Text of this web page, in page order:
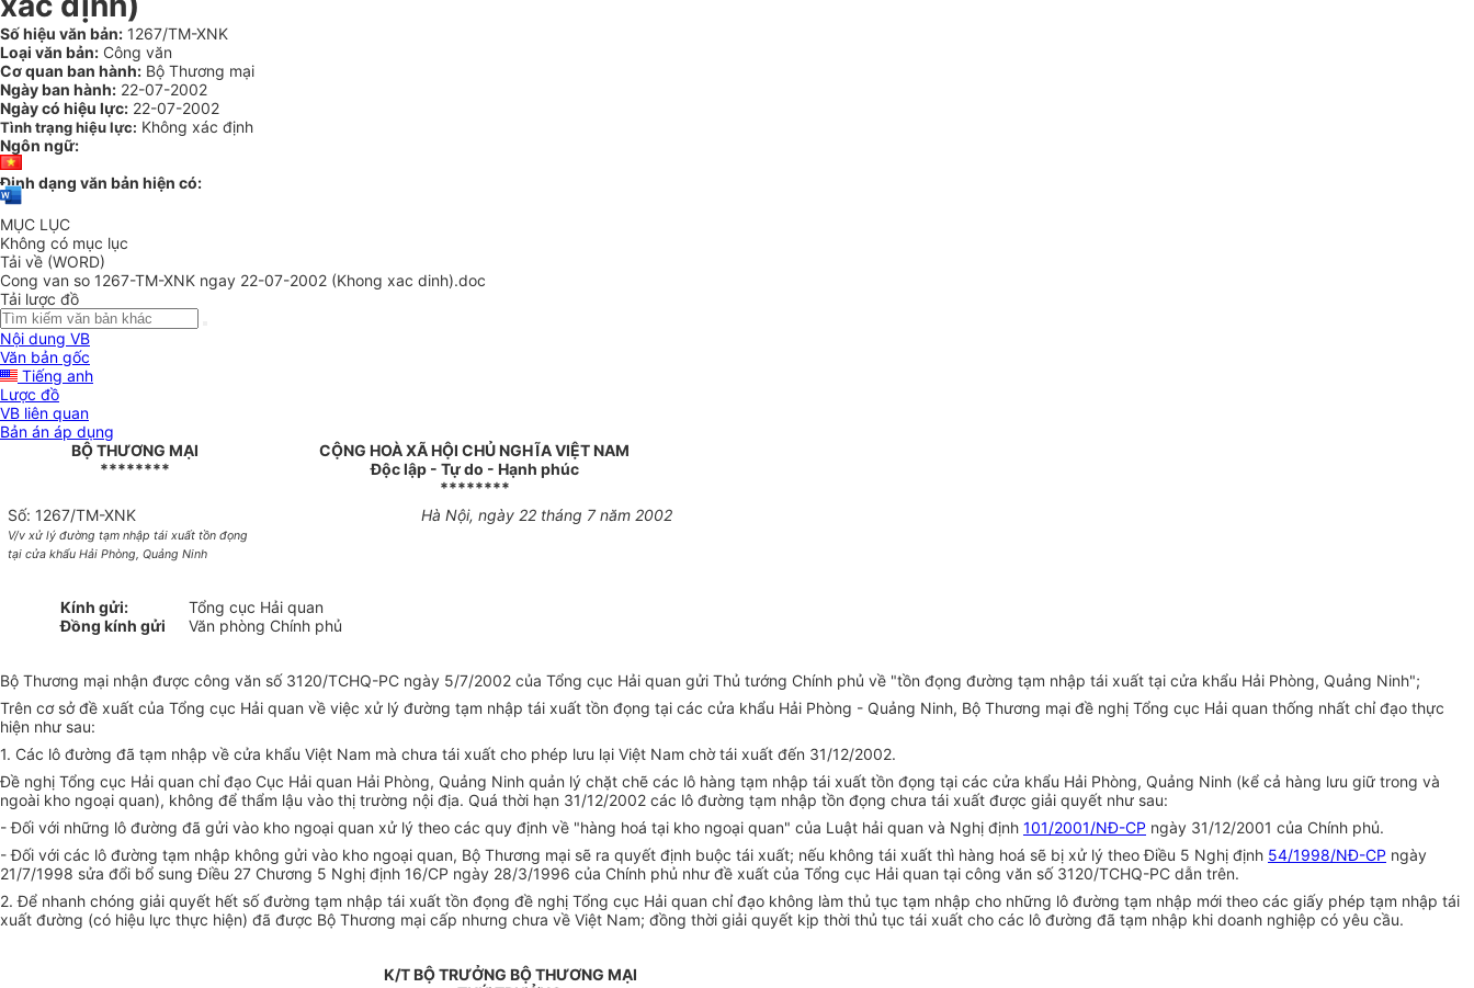
Số hiệu văn bản: 1267/TM-XNK
Loại văn bản: Công văn
Cơ quan ban hành: Bộ Thương mại
Ngày ban hành: 22-07-2002
Ngày có hiệu lực: 22-07-2002
Tình trạng hiệu lực: Không xác định
Ngôn ngữ:
Định dạng văn bản hiện có:
MỤC LỤC
Không có mục lục
Tải về (WORD)
Cong van so 1267-TM-XNK ngay 22-07-2002 (Khong xac dinh).doc
Tải lược đồ
Nội dung VB
Văn bản gốc
Tiếng anh
Lược đồ
VB liên quan
Bản án áp dụng
BỘ THƯƠNG MẠI
********
CỘNG HOÀ XÃ HỘI CHỦ NGHĨA VIỆT NAM
Độc lập - Tự do - Hạnh phúc
********
Số: 1267/TM-XNK
V/v xử lý đường tạm nhập tái xuất tồn đọng
tại cửa khẩu Hải Phòng, Quảng Ninh
Hà Nội, ngày 22 tháng 7 năm 2002
Kính gửi:
Đồng kính gửi
Tổng cục Hải quan
Văn phòng Chính phủ
Bộ Thương mại nhận được công văn số 3120/TCHQ-PC ngày 5/7/2002 của Tổng cục Hải quan gửi Thủ tướng Chính phủ về "tồn đọng đường tạm nhập tái xuất tại cửa khẩu Hải Phòng, Quảng Ninh";
Trên cơ sở đề xuất của Tổng cục Hải quan về việc xử lý đường tạm nhập tái xuất tồn đọng tại các cửa khẩu Hải Phòng - Quảng Ninh, Bộ Thương mại đề nghị Tổng cục Hải quan thống nhất chỉ đạo thực
hiện như sau:
1. Các lô đường đã tạm nhập về cửa khẩu Việt Nam mà chưa tái xuất cho phép lưu lại Việt Nam chờ tái xuất đến 31/12/2002.
Đề nghị Tổng cục Hải quan chỉ đạo Cục Hải quan Hải Phòng, Quảng Ninh quản lý chặt chẽ các lô hàng tạm nhập tái xuất tồn đọng tại các cửa khẩu Hải Phòng, Quảng Ninh (kể cả hàng lưu giữ trong và
ngoài kho ngoại quan), không để thẩm lậu vào thị trường nội địa. Quá thời hạn 31/12/2002 các lô đường tạm nhập tồn đọng chưa tái xuất được giải quyết như sau:
- Đối với những lô đường đã gửi vào kho ngoại quan xử lý theo các quy định về "hàng hoá tại kho ngoại quan" của Luật hải quan và Nghị định 101/2001/NĐ-CP ngày 31/12/2001 của Chính phủ.
- Đối với các lô đường tạm nhập không gửi vào kho ngoại quan, Bộ Thương mại sẽ ra quyết định buộc tái xuất; nếu không tái xuất thì hàng hoá sẽ bị xử lý theo Điều 5 Nghị định 54/1998/NĐ-CP ngày
21/7/1998 sửa đổi bổ sung Điều 27 Chương 5 Nghị định 16/CP ngày 28/3/1996 của Chính phủ như đề xuất của Tổng cục Hải quan tại công văn số 3120/TCHQ-PC dẫn trên.
2. Để nhanh chóng giải quyết hết số đường tạm nhập tái xuất tồn đọng đề nghị Tổng cục Hải quan chỉ đạo không làm thủ tục tạm nhập cho những lô đường tạm nhập mới theo các giấy phép tạm nhập tái
xuất đường (có hiệu lực thực hiện) đã được Bộ Thương mại cấp nhưng chưa về Việt Nam; đồng thời giải quyết kịp thời thủ tục tái xuất cho các lô đường đã tạm nhập khi doanh nghiệp có yêu cầu.
K/T BỘ TRƯỞNG BỘ THƯƠNG MẠI